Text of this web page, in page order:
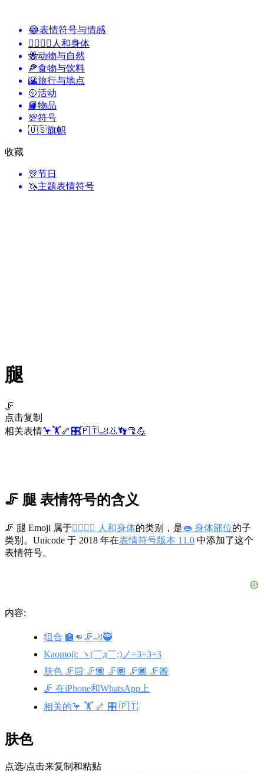
😂表情符号与情感
👩‍❤️‍💋‍👨 人和身体
🐝动物与自然
🍕食物与饮料
🌇旅行与地点
🥎活动
📙物品
💯符号
🇺🇸旗帜
收藏
🎊节日
🦄主题表情符号
腿
🦵
点击复制
相关表情🦩🏋️🦴 🎛️🇵🇹🦶👃👣🦿 💪
🦵 腿 表情符号的含义
🦵 腿 Emoji 属于👩‍❤️‍💋‍👨 人和身体的类别，是👄 身体部位的子
类别。Unicode 于 2018 年在表情符号版本 11.0 中添加了这个
表情符号。
内容:
组合 🏫👊🦵🦶🥷
Kaomoji: ヽ(￣д￣;)ノ=3=3=3
肤色 🦵🏻 🦵🏽 🦵🏾 🦵🏿 🦵🏼
🦵 在iPhone和WhatsApp上
相关的🦩 🏋️ 🦴 🎛️ 🇵🇹
肤色
点选/点击来复制和粘贴